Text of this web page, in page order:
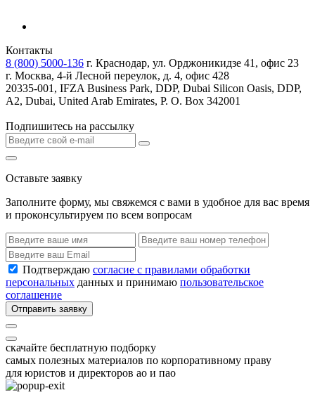
Контакты
8 (800) 5000-136 г. Краснодар, ул. Орджоникидзе 41, офис 23
г. Москва, 4-й Лесной переулок, д. 4, офис 428
20335-001, IFZA Business Park, DDP, Dubai Silicon Oasis, DDP,
A2, Dubai, United Arab Emirates, P. O. Box 342001
Подпишитесь на рассылку
Оставьте заявку
Заполните форму, мы свяжемся с вами в удобное для вас время
и проконсультируем по всем вопросам
Подтверждаю согласие с правилами обработки
персональных данных и принимаю пользовательское
соглашение
Отправить заявку
скачайте бесплатную подборку
самых полезных материалов по корпоративному праву
для юристов и директоров ао и пао